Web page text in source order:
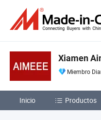
Xiamen
Miembro
Inicio Productos